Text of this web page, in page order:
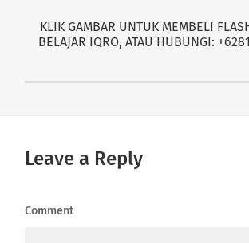
KLIK GAMBAR UNTUK MEMBELI
BELAJAR IQRO, ATAU HUBUNGI:
Leave a Reply
Comment